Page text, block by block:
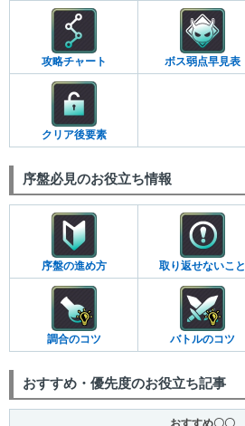
攻略チャート ボス弱点早見表
クリア後要素
序盤必見のお役立ち情報
序盤の進め方 取り返せないこと
調合のコツ バトルのコツ
おすすめ・優先度のお役立ち記事
おすすめ〇〇